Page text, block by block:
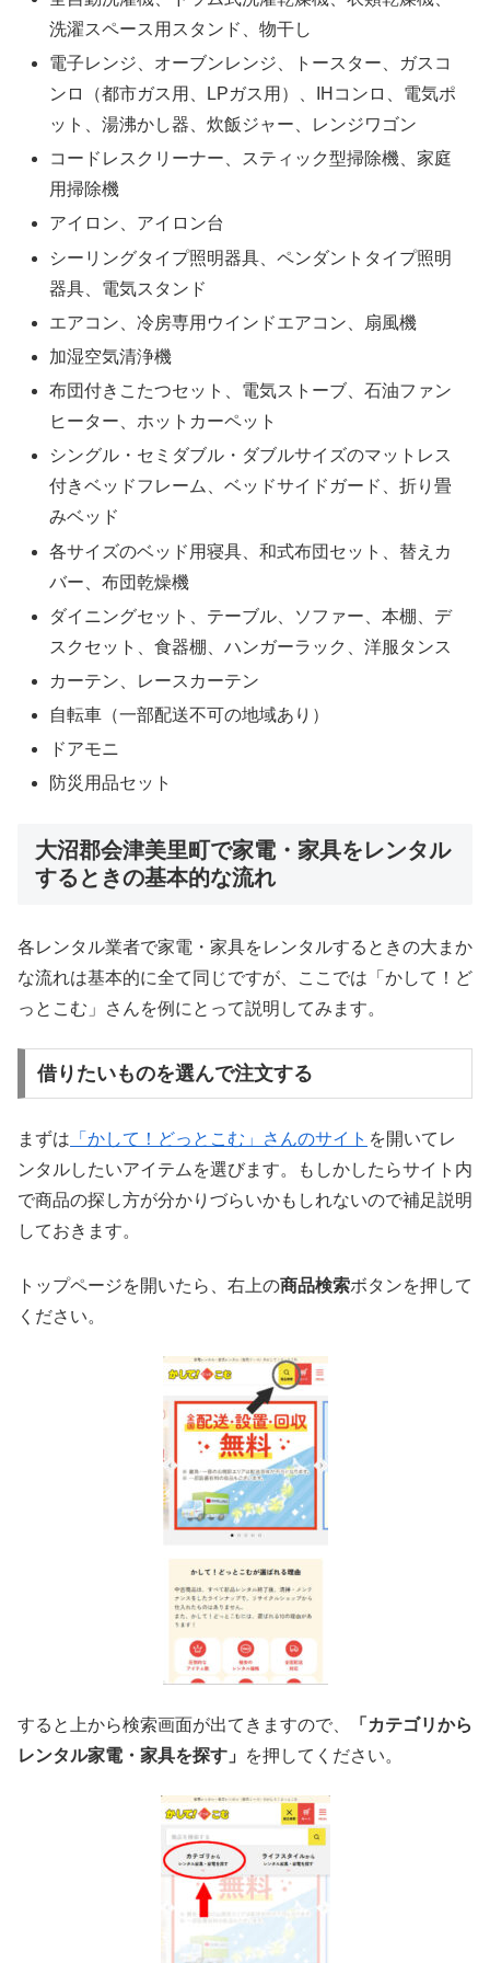
洗濯スペース用スタンド、物干し
電子レンジ、オーブンレンジ、トースター、ガスコ
ンロ（都市ガス用、LPガス用）、IHコンロ、電気ポ
ット、湯沸かし器、炊飯ジャー、レンジワゴン
コードレスクリーナー、スティック型掃除機、家庭
用掃除機
アイロン、アイロン台
シーリングタイプ照明器具、ペンダントタイプ照明
器具、電気スタンド
エアコン、冷房専用ウインドエアコン、扇風機
加湿空気清浄機
布団付きこたつセット、電気ストーブ、石油ファン
ヒーター、ホットカーペット
シングル・セミダブル・ダブルサイズのマットレス
付きベッドフレーム、ベッドサイドガード、折り畳
みベッド
各サイズのベッド用寝具、和式布団セット、替えカ
バー、布団乾燥機
ダイニングセット、テーブル、ソファー、本棚、デ
スクセット、食器棚、ハンガーラック、洋服タンス
カーテン、レースカーテン
自転車（一部配送不可の地域あり）
ドアモニ
防災用品セット
大沼郡会津美里町で家電・家具をレンタル
するときの基本的な流れ
各レンタル業者で家電・家具をレンタルするときの大まか
な流れは基本的に全て同じですが、ここでは「かして！ど
っとこむ」さんを例にとって説明してみます。
借りたいものを選んで注文する
まずは 「かして！どっとこむ」さんのサイト を開いてレ
ンタルしたいアイテムを選びます。もしかしたらサイト内
で商品の探し方が分かりづらいかもしれないので補足説明
しておきます。
トップページを開いたら、右上の商品検索ボタンを押して
ください。
すると上から検索画面が出てきますので、
「カテゴリから
レンタル家電・家具を探す」
を押してください。